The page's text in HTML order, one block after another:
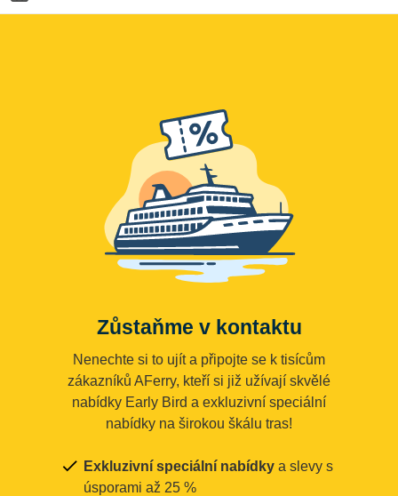
Zůstaňme v kontaktu
Nenechte si to ujít a připojte se k tisícům
zákazníků AFerry, kteří si již užívají skvělé
nabídky Early Bird a exkluzivní speciální
nabídky na širokou škálu tras!
Exkluzivní speciální nabídky a slevy s
úsporami až 25 %